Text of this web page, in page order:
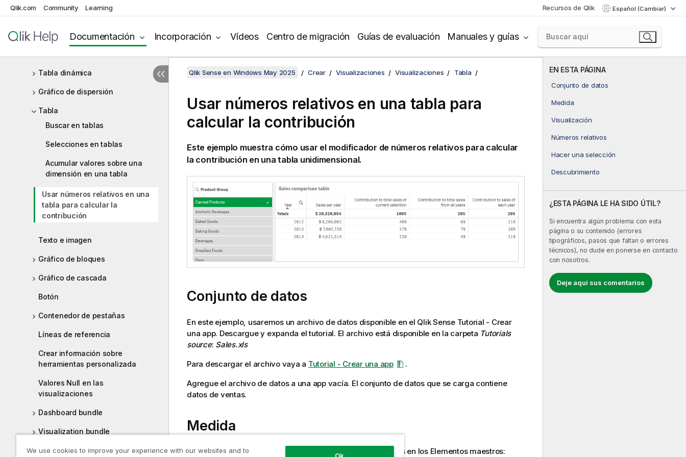
Qlik.com Community Learning Recursos de Qlik Español (Cambiar)
Documentación Incorporación Vídeos Centro de migración Guías de evaluación Manuales y guías
Menú de navegación
Información en LN
Tabla dinámica
Gráfico de dispersión
Tabla
Buscar en tablas
Selecciones en tablas
Acumular valores sobre una
dimensión en una tabla
Usar números relativos en una
tabla para calcular la
contribución
Texto e imagen
Gráfico de bloques
Gráfico de cascada
Botón
Contenedor de pestañas
Líneas de referencia
Crear información sobre
herramientas personalizada
Valores Null en las
visualizaciones
Dashboard bundle
Visualization bundle
Crear y editar visualizaciones
EN ESTA PÁGINA
Conjunto de datos
Medida
Visualización
Números relativos
Hacer una selección
Descubrimiento
¿ESTA PÁGINA LE HA SIDO ÚTIL?
Si encuentra algún problema con esta
página o su contenido (errores
tipográficos, pasos que faltan o errores
técnicos), no dude en ponerse en contacto
con nosotros.
Deje aquí sus comentarios
Qlik Sense en Windows May 2025 Crear Visualizaciones Visualizaciones Tabla
Usar números relativos en una tabla para
calcular la contribución
Este ejemplo muestra cómo usar el modificador de números relativos para calcular
la contribución en una tabla unidimensional.
Conjunto de datos
En este ejemplo, usaremos un archivo de datos disponible en el Qlik Sense Tutorial - Crear
una app. Descargue y expanda el tutorial. El archivo está disponible en la carpeta Tutorials
source: Sales.xls
Para descargar el archivo vaya a Tutorial - Crear una app
.
Agregue el archivo de datos a una app vacía. El conjunto de datos que se carga contiene
datos de ventas.
Medida
Usamos el volumen de ventas como la medida que creamos en los Elementos maestros:
We use cookies to improve your experience with our websites and to